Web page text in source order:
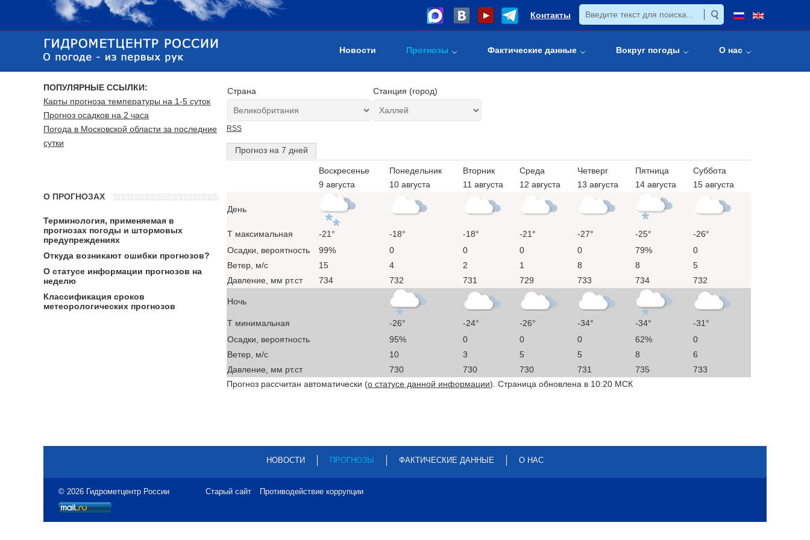
Контакты
Новости Прогнозы Фактические данные Вокруг погоды О нас
Страна Станция (город)
RSS
Прогноз на 7 дней
Воскресенье
9 августа
Понедельник
10 августа
Вторник
11 августа
Среда
12 августа
Четверг
13 августа
Пятница
14 августа
Суббота
15 августа
День
T максимальная -21° -18° -18° -21° -27° -25°
-26°
Осадки, вероятность
99% 0 0 0 0 79%
0
Ветер, м/с
15 4 2 1 8 8
5
Давление, мм рт.ст
734 732 731 729 733 734 732
Ночь
T минимальная -26° -24° -26° -34° -34°
-31°
Осадки, вероятность
95% 0 0 0 62%
0
Ветер, м/с
10 3 5 5 8
6
Давление, мм рт.ст
730 730 730 731 735
733
Прогноз рассчитан автоматически (о статусе данной информации). Страница обновлена в 10:20 МСК
ПОПУЛЯРНЫЕ ССЫЛКИ:
Карты прогноза температуры на 1-5 суток
Прогноз осадков на 2 часа
Погода в Московской области за последние
сутки
О ПРОГНОЗАХ
Терминология, применяемая в
прогнозах погоды и штормовых
предупреждениях
Откуда возникают ошибки прогнозов?
О статусе информации прогнозов на
неделю
Классификация сроков
метеорологических прогнозов
НОВОСТИ ПРОГНОЗЫ ФАКТИЧЕСКИЕ ДАННЫЕ О НАС
© 2026 Гидрометцентр России Старый сайт Противодействие коррупции